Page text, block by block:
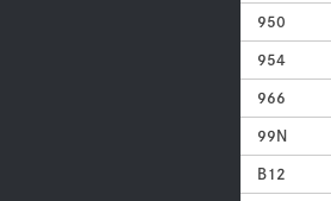
950
954
966
99N
B12